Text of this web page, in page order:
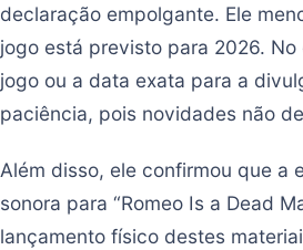
declaração empolgante. Ele
jogo está previsto para 2026.
jogo ou a data exata para a
paciência, pois novidades não
Além disso, ele confirmou que a
sonora para “Romeo Is a Dead
lançamento físico destes